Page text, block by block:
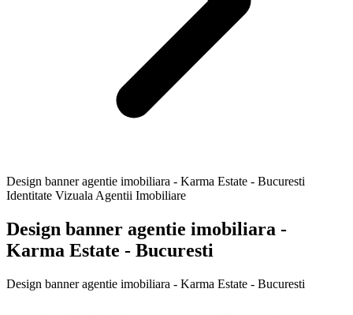
Design banner agentie imobiliara - Karma Estate - Bucuresti
Identitate Vizuala Agentii Imobiliare
Design banner agentie imobiliara -
Karma Estate - Bucuresti
Design banner agentie imobiliara - Karma Estate - Bucuresti